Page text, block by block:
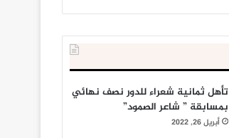
تأهل ثمانية شعراء للدور نصف نهائي
بمسابقة ” شاعر الصمود”
أبريل 26, 2022